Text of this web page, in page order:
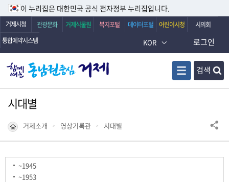
이 누리집은 대한민국 공식 전자정부 누리집입니다.
거제시청 관광문화 거제식물원 복지포털 데이터포털 어린이시청
시의회
통합예약시스템
KOR
검색
로그인
시대별
거제소개 영상기록관 시대별
~1945
~1953